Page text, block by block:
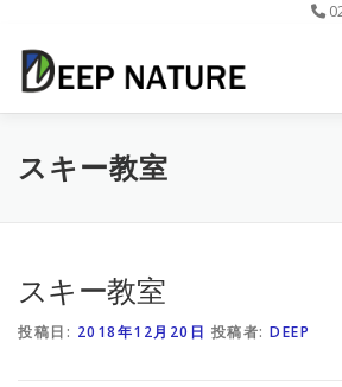
アクティビティ
スキー教室
スキー教室
投稿日: 2018年12月20日 投稿者: DEEP